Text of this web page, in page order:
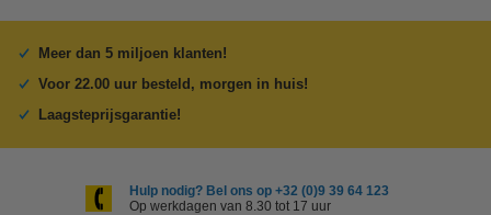
Meer dan 5 miljoen klanten!
Voor 22.00 uur besteld, morgen in huis!
Laagsteprijsgarantie!
Hulp nodig? Bel ons op +32 (0)9 39 64 123
Op werkdagen van 8.30 tot 17 uur